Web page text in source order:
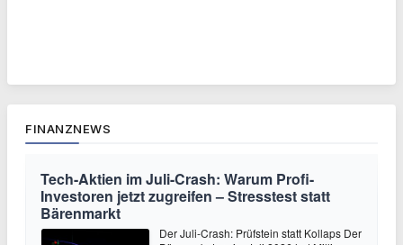
FINANZNEWS
Tech-Aktien im Juli-Crash: Warum Profi-
Investoren jetzt zugreifen – Stresstest statt
Bärenmarkt
Der Juli-Crash: Prüfstein statt Kollaps Der